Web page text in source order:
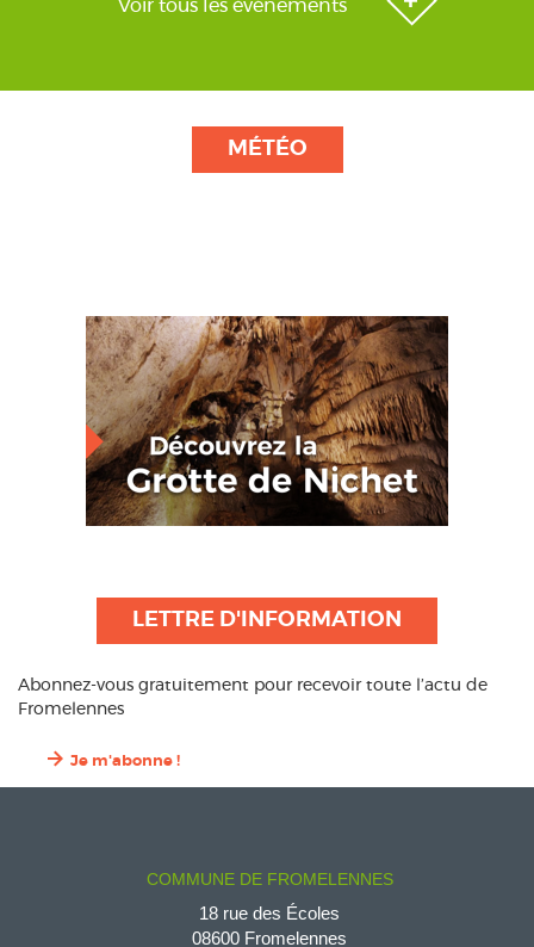
Voir tous les évènements
MÉTÉO
LETTRE D'INFORMATION
Abonnez-vous gratuitement pour recevoir toute l’actu de
Fromelennes
Je m'abonne !
COMMUNE DE FROMELENNES
18 rue des Écoles
08600 Fromelennes